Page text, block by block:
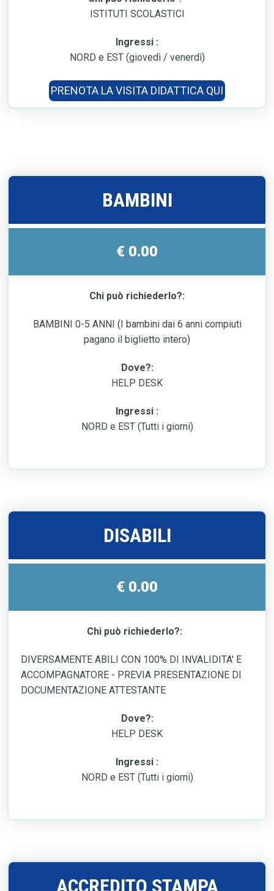
ISTITUTI SCOLASTICI
Ingressi :
NORD e EST (giovedì / venerdì)
PRENOTA LA VISITA DIDATTICA QUI
BAMBINI
€ 0.00
Chi può richiederlo?:
BAMBINI 0-5 ANNI (I bambini dai 6 anni compiuti
pagano il biglietto intero)
Dove?:
HELP DESK
Ingressi :
NORD e EST (Tutti i giorni)
DISABILI
€ 0.00
Chi può richiederlo?:
DIVERSAMENTE ABILI CON 100% DI INVALIDITA' E
ACCOMPAGNATORE - PREVIA PRESENTAZIONE DI
DOCUMENTAZIONE ATTESTANTE
Dove?:
HELP DESK
Ingressi :
NORD e EST (Tutti i giorni)
ACCREDITO STAMPA